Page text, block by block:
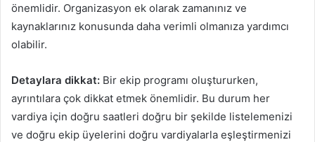
önemlidir. Organizasyon ek olarak zamanınız ve
kaynaklarınız konusunda daha verimli olmanıza yardımcı
olabilir.
Detaylara dikkat: Bir ekip programı oluştururken,
ayrıntılara çok dikkat etmek önemlidir. Bu durum her
vardiya için doğru saatleri doğru bir şekilde listelemenizi
ve doğru ekip üyelerini doğru vardiyalarla eşleştirmenizi